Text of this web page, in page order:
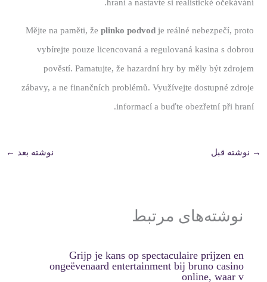
hraní a nastavte si realistické očekávání.
Mějte na paměti, že plinko podvodje reálné nebezpečí, proto
vybírejte pouze licencovaná a regulovaná kasina s dobrou
pověstí. Pamatujte, že hazardní hry by měly být zdrojem
zábavy, a ne finančních problémů. Využívejte dostupné zdroje
informací a buďte obezřetní při hraní.
→ نوشته قبل نوشته بعد ←
نوشته‌های مرتبط
Grijp je kans op spectaculaire prijzen en
ongeëvenaard entertainment bij bruno casino
online, waar v